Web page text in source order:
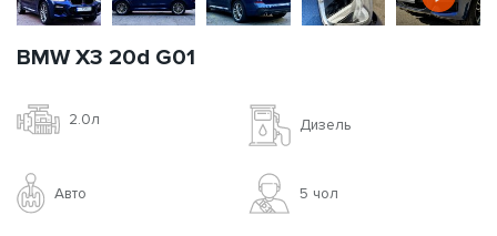
BMW X3 20d G01
2.0л Дизель
Авто 5 чoл